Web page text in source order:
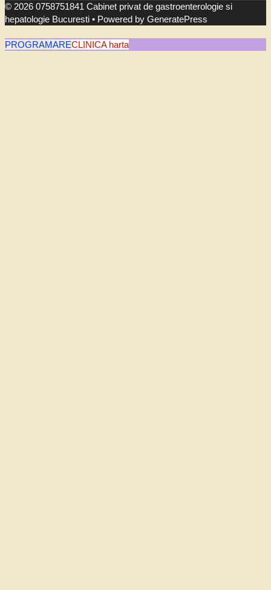
© 2026 0758751841 Cabinet privat de gastroenterologie si
hepatologie Bucuresti • Powered by GeneratePress
PROGRAMARECLINICA harta